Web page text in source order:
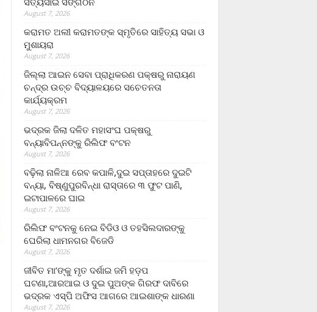
August 7, 2026
କରାମତ ଅଲୀ କରାମତଙ୍କ ସ୍ମୃତିରେ ସାହିତ୍ୟ ସଭା ଓ
ମୁଶାୟରା
August 7, 2026
ଜିଲ୍ଲା ଆଇନ ସେବା ପ୍ରାଧିକରଣ ପକ୍ଷରୁ ନାରାୟଣ
ଚନ୍ଦ୍ର ଉଚ୍ଚ ବିଦ୍ୟାଳୟରେ ସଚେତନତା
କାର୍ଯ୍ୟକ୍ରମ
August 7, 2026
ଭଦ୍ରକ ଜିଲା ଦଳିତ ମହାସଂଘ ପକ୍ଷରୁ
ବନ୍ୟାବିପନ୍ନଙ୍କୁ ରିଲିଫ ବଂଟନ
August 7, 2026
ବଢ଼ିଲା ନାଳିଆ ରେବ କପାଳି,ଦୁଇ ସପ୍ତାହରେ ଦୁଇଟି
ବନ୍ୟା, ବିଷ୍ଣୁପୁରବିନ୍ଧା ରାସ୍ତାରେ ୩ ଫୁଟ ପାଣି,
ଇଟାପାଳରେ ଘାଇ
August 7, 2026
ରିଲିଫ ବଂଟନକୁ ନେଇ ବିଡିଓ ଓ ତହସିଲଦାରଙ୍କୁ
ଘେରିଲା ଧାମନଗର ବିଜେଡି
August 7, 2026
ଜୀବିତ ମା’ଙ୍କୁ ମୃତ ଦର୍ଶାଇ ଜମି ହଡ଼ପ
ଘଟଣା,ଆରଆଇ ଓ ଦୁଇ ପୁଅଙ୍କ ଗିରଫ ଦାବିରେ
ଭଦ୍ରକ ଏସ୍‌ପି ଅଫିସ ଆଗରେ ଆଇଶାଙ୍କ ଧାରଣା
August 7, 2026